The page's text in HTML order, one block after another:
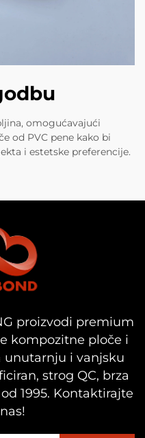
omogućavajući
od PVC pene kako bi
i estetske preferencije.
proizvodi premium
kompozitne ploče i
unutarnju i vanjsku
strog QC, brza
1995. Kontaktirajte